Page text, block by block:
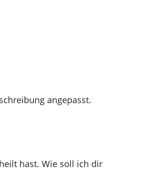
angepasst.
hast. Wie soll ich dir